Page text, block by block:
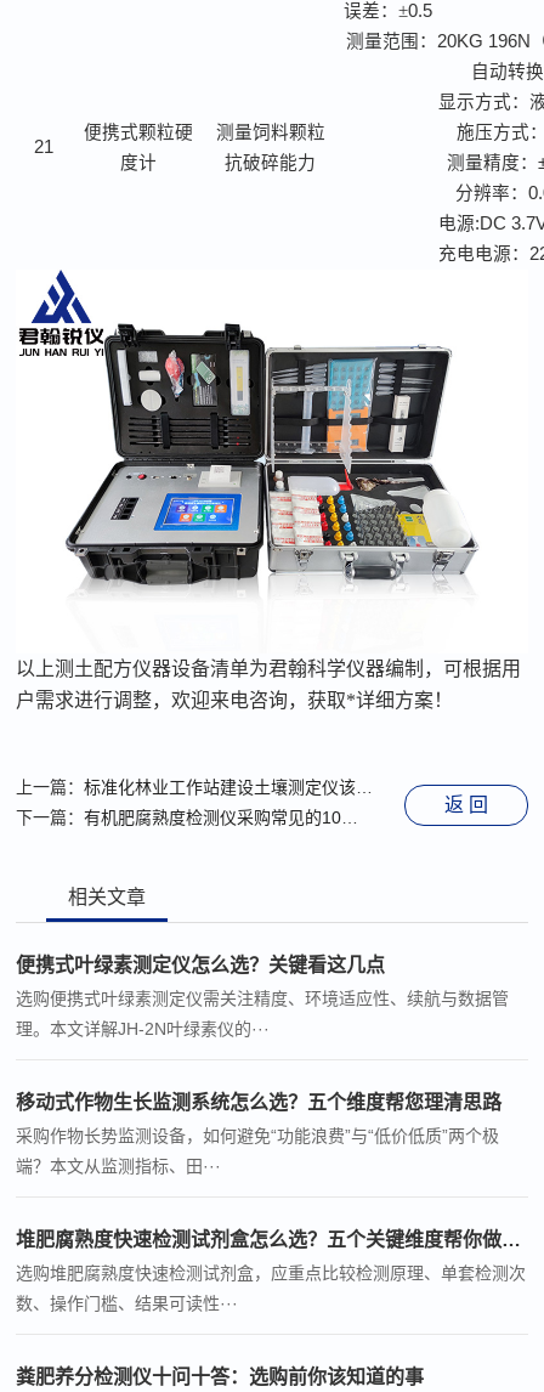
误差： ±0.5
21
便携式颗粒硬
度计
测量饲料颗粒
抗破碎能力
测量范围： 20KG 196N
自动转换
显示方式：
施压方式
测量精度：
分辨率：
电源:DC
充电电源：
以上测土配方仪器设备清单为君翰科学仪器编制，可根据用
户需求进行调整，欢迎来电咨询，获取*详细方案！
上一篇：标准化林业工作站建设土壤测定仪该如何选择？
下一篇：有机肥腐熟度检测仪采购常见的10个问题，逐一解答
返 回
相关文章
便携式叶绿素测定仪怎么选？关键看这几点
选购便携式叶绿素测定仪需关注精度、环境适应性、续航与数据管
理。本文详解JH-2N叶绿素仪的···
移动式作物生长监测系统怎么选？五个维度帮您理清思路
采购作物长势监测设备，如何避免“功能浪费”与“低价低质”两个极
端？本文从监测指标、田···
堆肥腐熟度快速检测试剂盒怎么选？五个关键维度帮你做决策
选购堆肥腐熟度快速检测试剂盒，应重点比较检测原理、单套检测次
数、操作门槛、结果可读性···
粪肥养分检测仪十问十答：选购前你该知道的事